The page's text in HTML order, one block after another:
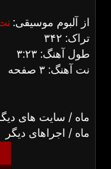
از آلبوم موسیقی:
تراک: ۳۴۲
طول آهنگ: ۳:۲۳
نت آهنگ: ۳ صفحه
ماه / سایت های
ماه / اجراهای دیگر